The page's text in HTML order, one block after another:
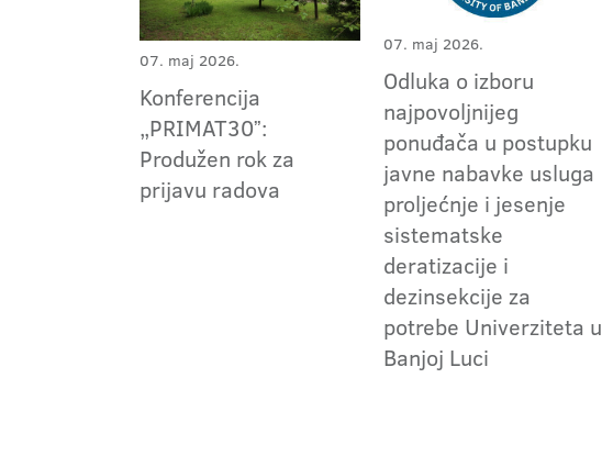
07. maj 2026.
Konferencija
„PRIMAT30ˮ:
Produžen rok za
prijavu radova
07. maj 2026.
Odluka o izboru
najpovoljnijeg
ponuđača u postupku
javne nabavke usluga
proljećnje i jesenje
sistematske
deratizacije i
dezinsekcije za
potrebe Univerziteta u
Banjoj Luci